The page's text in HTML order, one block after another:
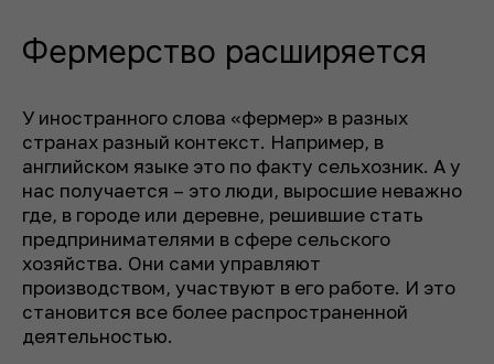
Фермерство расширяется
У иностранного слова «фермер» в разных
странах разный контекст. Например, в
английском языке это по факту сельхозник. А у
нас получается – это люди, выросшие неважно
где, в городе или деревне, решившие стать
предпринимателями в сфере сельского
хозяйства. Они сами управляют
производством, участвуют в его работе. И это
становится все более распространенной
деятельностью.